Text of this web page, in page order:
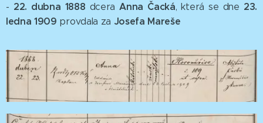
- 22. dubna 1888 dceraAnna Čacká, která se dne 23.
ledna 1909 provdala za Josefa Mareše